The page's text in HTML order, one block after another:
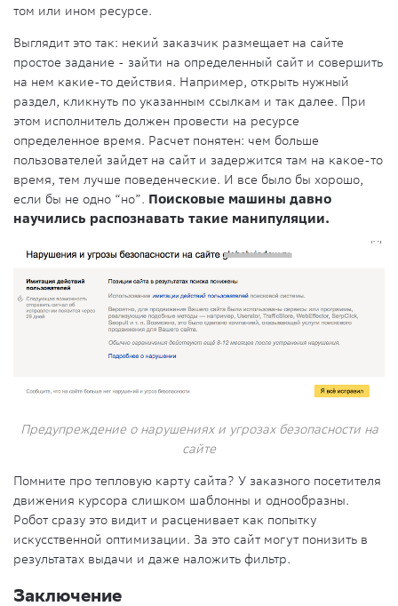
том или ином ресурсе.
Выглядит это так: некий заказчик размещает на сайте
простое задание - зайти на определенный сайт и совершить
на нем какие-то действия. Например, открыть нужный
раздел, кликнуть по указанным ссылкам и так далее. При
этом исполнитель должен провести на ресурсе
определенное время. Расчет понятен: чем больше
пользователей зайдет на сайт и задержится там на какое-то
время, тем лучше поведенческие. И все было бы хорошо,
если бы не одно “но”. Поисковые машины давно
научились распознавать такие манипуляции.
Предупреждение о нарушениях и угрозах безопасности на
сайте
Помните про тепловую карту сайта? У заказного посетителя
движения курсора слишком шаблонны и однообразны.
Робот сразу это видит и расценивает как попытку
искусственной оптимизации. За это сайт могут понизить в
результатах выдачи и даже наложить фильтр.
Заключение